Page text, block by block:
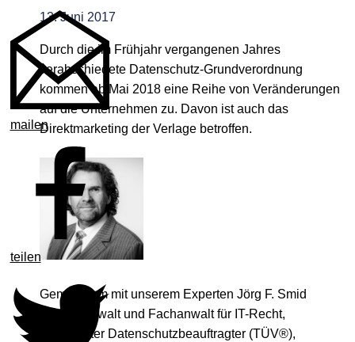
mailen
teilen
13. Juni 2017
Durch die im Frühjahr vergangenen Jahres
verabschiedete Datenschutz-Grundverordnung
kommen ab Mai 2018 eine Reihe von Veränderungen
auf die Unternehmen zu. Davon ist auch das
Direktmarketing der Verlage betroffen.
Gemeinsam mit unserem Experten Jörg F. Smid
(Rechtsanwalt und Fachanwalt für IT-Recht,
zertifizierter Datenschutzbeauftragter (TÜV®),